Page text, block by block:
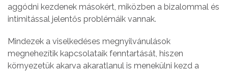
aggódni kezdenek másokért, miközben a bizalommal és
intimitással jelentős problémáik vannak.
Mindezek a viselkedéses megnyilvánulások
megnehezítik kapcsolataik fenntartását, hiszen
környezetük akarva akaratlanul is menekülni kezd a